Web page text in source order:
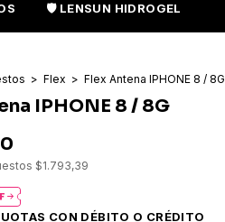
🛡️ LENSUN HIDROGEL
> Flex > Flex Antena IPHONE 8 / 8G
IPHONE 8 / 8G
$1.793,39